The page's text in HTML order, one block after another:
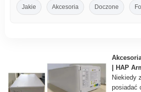
Jakie Akcesoria Doczone
| HAP
Niekiedy
posiadać